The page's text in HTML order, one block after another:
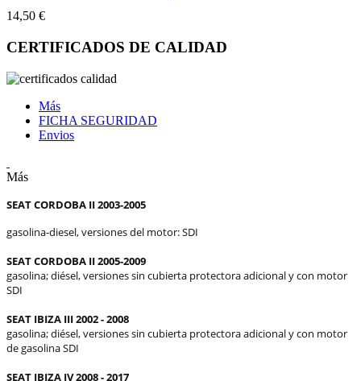
14,50 €
CERTIFICADOS DE CALIDAD
Más
FICHA SEGURIDAD
Envios
Más
SEAT CORDOBA II 2003-2005
gasolina-diesel, versiones del motor: SDI
SEAT CORDOBA II 2005-2009
gasolina;diésel, versiones sin cubierta protectora adicional y con motor
SDI
SEAT IBIZA III 2002 - 2008
gasolina;diésel, versiones sin cubierta protectora adicional y con motor
de gasolinaSDI
SEAT IBIZA IV 2008 - 2017